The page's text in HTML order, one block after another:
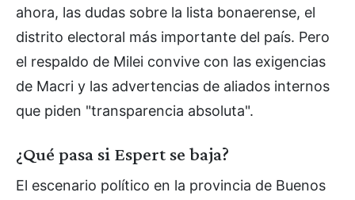
ahora, las dudas sobre la lista bonaerense, el
distrito electoral más importante del país. Pero
el respaldo de Milei convive con las exigencias
de Macri y las advertencias de aliados internos
que piden "transparencia absoluta".
¿Qué pasa si Espert se baja?
El escenario político en la provincia de Buenos